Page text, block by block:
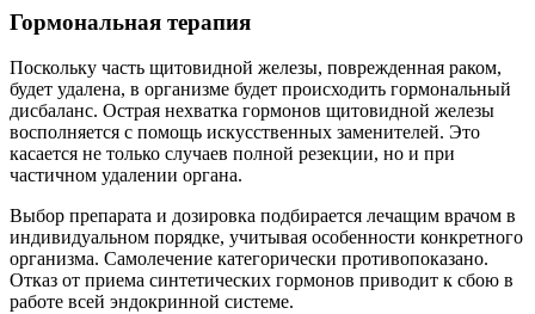
Гормональная терапия
Поскольку часть щитовидной железы, поврежденная раком,
будет удалена, в организме будет происходить гормональный
дисбаланс. Острая нехватка гормонов щитовидной железы
восполняется с помощь искусственных заменителей. Это
касается не только случаев полной резекции, но и при
частичном удалении органа.
Выбор препарата и дозировка подбирается лечащим врачом в
индивидуальном порядке, учитывая особенности конкретного
организма. Самолечение категорически противопоказано.
Отказ от приема синтетических гормонов приводит к сбою в
работе всей эндокринной системе.